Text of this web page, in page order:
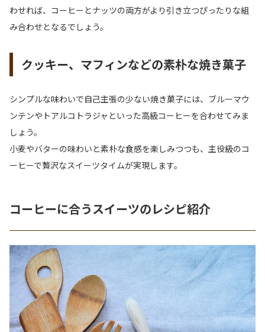
わせれば、コーヒーとナッツの両方がより引き立つぴったりな組
み合わせとなるでしょう。
クッキー、マフィンなどの素朴な焼き菓子
シンプルな味わいで自己主張の少ない焼き菓子には、ブルーマウ
ンテンやトアルコトラジャといった高級コーヒーを合わせてみま
しょう。
小麦やバターの味わいと素朴な食感を楽しみつつも、主役級のコ
ーヒーで贅沢なスイーツタイムが実現します。
コーヒーに合うスイーツのレシピ紹介